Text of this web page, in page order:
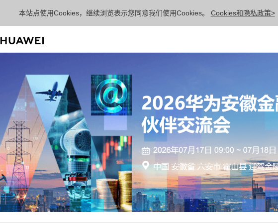
本站点使用Cookies，继续浏览表示您同意我们使用Cookies。 Cookies和隐私政策>